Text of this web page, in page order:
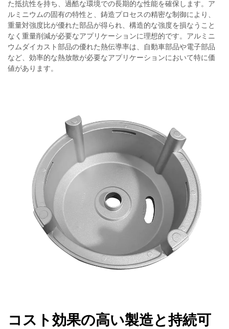
た抵抗性を持ち、過酷な環境での長期的な性能を確保します。ア
ルミニウムの固有の特性と、鋳造プロセスの精密な制御により、
重量対強度比が優れた部品が得られ、構造的な強度を損なうこと
なく重量削減が必要なアプリケーションに理想的です。アルミニ
ウムダイカスト部品の優れた熱伝導率は、自動車部品や電子部品
など、効率的な熱放散が必要なアプリケーションにおいて特に価
値があります。
コスト効果の高い製造と持続可